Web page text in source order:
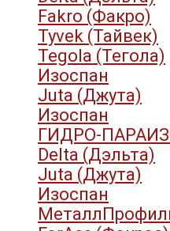
Fakro (Факро)
Tyvek (Тайвек)
Tegola (Тегола)
Изоспан
Juta (Джута)
Изоспан
ГИДРО-
Delta (Дэльта)
Juta (Джута)
Изоспан